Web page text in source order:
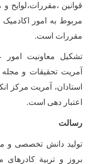
قوانین
مربوط به امور
مقررات است.
تشکیل معاونیت امور
آمریت تحقیقات و
استادان، آمریت مرکز
اعتبار دهی است.
رسالت
تولید دانش تخصصی و
بروز و تربیة